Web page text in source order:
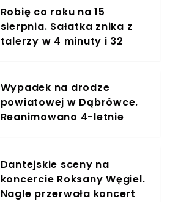
Robię co roku na 15
sierpnia. Sałatka znika z
talerzy w 4 minuty i 32
Wypadek na drodze
powiatowej w Dąbrówce.
Reanimowano 4-letnie
Dantejskie sceny na
koncercie Roksany Węgiel.
Nagle przerwała koncert